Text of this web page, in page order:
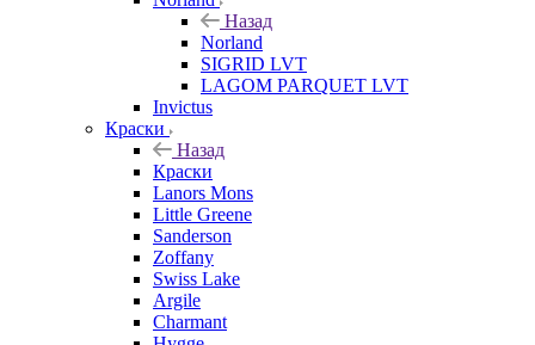
Назад
Norland
SIGRID LVT
LAGOM PARQUET LVT
Invictus
Краски
Назад
Краски
Lanors Mons
Little Greene
Sanderson
Zoffany
Swiss Lake
Argile
Charmant